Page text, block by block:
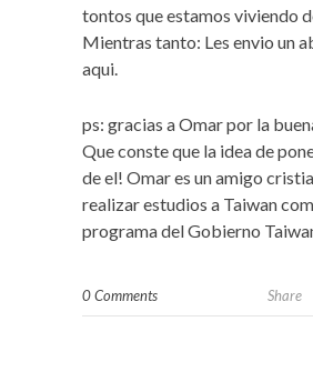
tontos que estamos viviendo
Mientras tanto: Les envio un
aqui.
ps: gracias a Omar por la
Que conste que la idea de
de el! Omar es un amigo
realizar estudios a Taiwan
programa del Gobierno
0 Comments Share